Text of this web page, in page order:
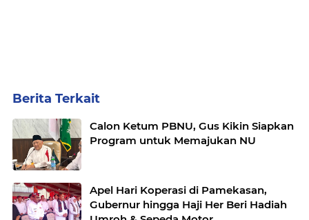
Berita Terkait
Calon Ketum PBNU, Gus Kikin Siapkan
Program untuk Memajukan NU
Apel Hari Koperasi di Pamekasan,
Gubernur hingga Haji Her Beri Hadiah